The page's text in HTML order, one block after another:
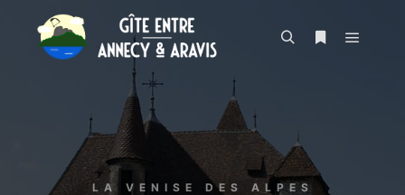
LA VENISE DES ALPES